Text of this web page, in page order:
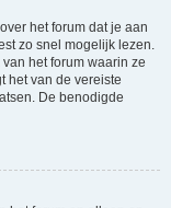
het forum dat je aan
zo snel mogelijk lezen.
het forum waarin ze
het van de vereiste
De benodigde